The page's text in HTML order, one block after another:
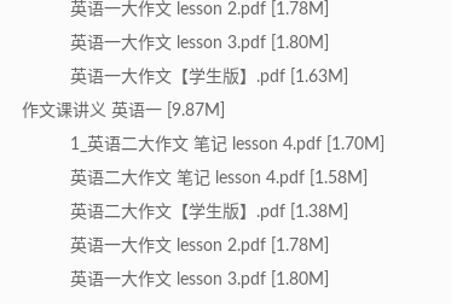
英语一大作文 lesson 2.pdf [1.78M]
英语一大作文 lesson 3.pdf [1.80M]
英语一大作文【学生版】.pdf [1.63M]
作文课讲义 英语一 [9.87M]
1_英语二大作文 笔记 lesson 4.pdf [1.70M]
英语二大作文 笔记 lesson 4.pdf [1.58M]
英语二大作文【学生版】.pdf [1.38M]
英语一大作文 lesson 2.pdf [1.78M]
英语一大作文 lesson 3.pdf [1.80M]